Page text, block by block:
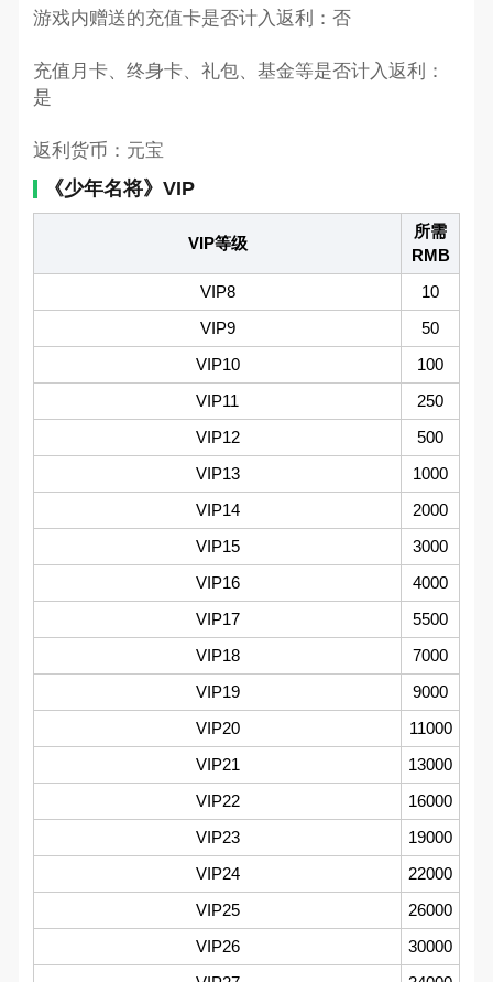
游戏内赠送的充值卡是否计入返利：否
充值月卡、终身卡、礼包、基金等是否计入返利：
是
返利货币：元宝
《少年名将》VIP
VIP等级
所需
RMB
VIP8
10
VIP9
50
VIP10
100
VIP11
250
VIP12
500
VIP13
1000
VIP14
2000
VIP15
3000
VIP16
4000
VIP17
5500
VIP18
7000
VIP19
9000
VIP20
11000
VIP21
13000
VIP22
16000
VIP23
19000
VIP24
22000
VIP25
26000
VIP26
30000